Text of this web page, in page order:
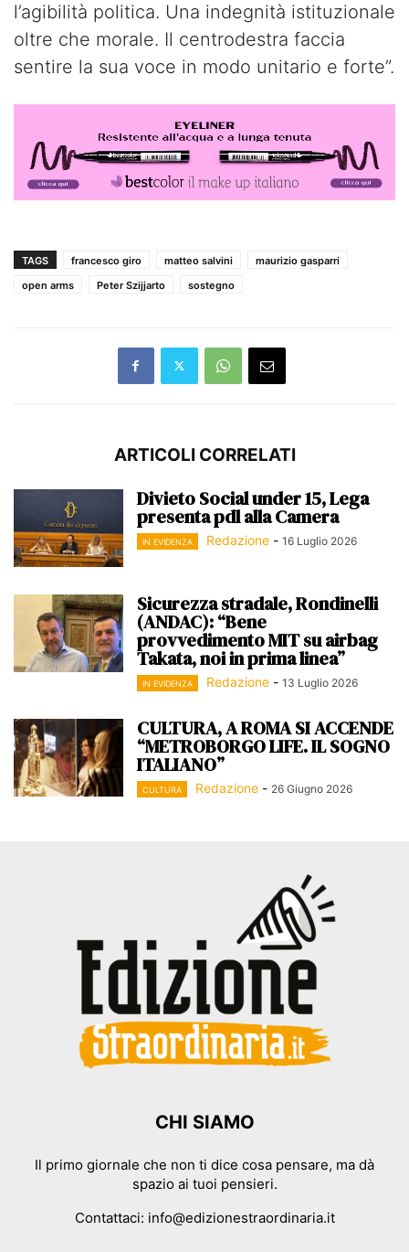
l’agibilità politica. Una indegnità istituzionale
oltre che morale. Il centrodestra faccia
sentire la sua voce in modo unitario e forte”.
TAGS francesco giro matteo salvini
maurizio gasparri
open arms
Peter Szijjarto sostegno
ARTICOLI CORRELATI
Divieto Social under 15, Lega
presenta pdl alla Camera
IN EVIDENZA Redazione - 16 Luglio 2026
Sicurezza stradale, Rondinelli
(ANDAC): “Bene
provvedimento MIT su airbag
Takata, noi in prima linea”
IN EVIDENZA Redazione - 13 Luglio 2026
CULTURA, A ROMA SI ACCENDE
“METROBORGO LIFE. IL SOGNO
ITALIANO”
CULTURA Redazione - 26 Giugno 2026
CHI SIAMO
Il primo giornale che non ti dice cosa pensare, ma dà
spazio ai tuoi pensieri.
Contattaci: info@edizionestraordinaria.it